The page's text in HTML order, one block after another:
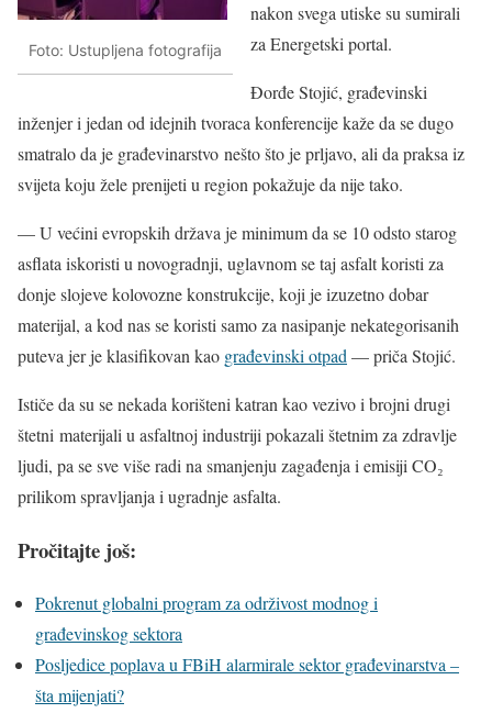
Foto: Ustupljena fotografija
nakon svega utiske su sumirali
za Energetski portal.
Đorđe Stojić, građevinski
inženjer i jedan od idejnih tvoraca konferencije kaže da se dugo
smatralo da je građevinarstvo nešto što je prljavo, ali da praksa iz
svijeta koju žele prenijeti u region pokažuje da nije tako.
— U većini evropskih država je minimum da se 10 odsto starog
asflata iskoristi u novogradnji, uglavnom se taj asfalt koristi za
donje slojeve kolovozne konstrukcije, koji je izuzetno dobar
materijal, a kod nas se koristi samo za nasipanje nekategorisanih
puteva jer je klasifikovan kao građevinski otpad — priča Stojić.
Ističe da su se nekada korišteni katran kao vezivo i brojni drugi
štetni materijali u asfaltnoj industriji pokazali štetnim za zdravlje
ljudi, pa se sve više radi na smanjenju zagađenja i emisiji CO₂
prilikom spravljanja i ugradnje asfalta.
Pročitajte još:
Pokrenut globalni program za održivost modnog i
građevinskog sektora
Posljedice poplava u FBiH alarmirale sektor građevinarstva –
šta mijenjati?